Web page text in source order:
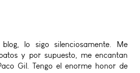
lo sigo silenciosamente. Me
y por supuesto, me encantan
Gil. Tengo el enorme honor de